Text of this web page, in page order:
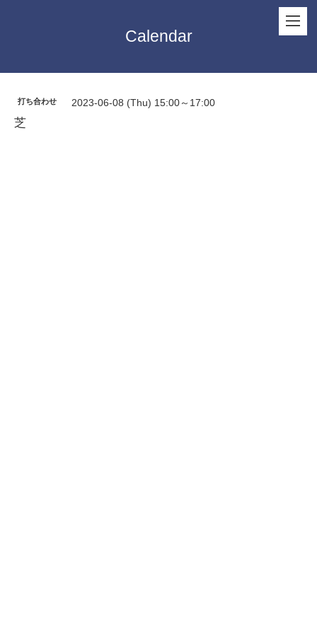
Calendar
打ち合わせ 2023-06-08 (Thu) 15:00～17:00
芝